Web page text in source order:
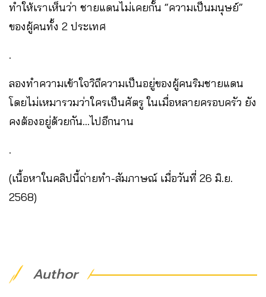
ทำให้เราเห็นว่า ชายแดนไม่เคยกั้น “ความเป็นมนุษย์”
ของผู้คนทั้ง 2 ประเทศ
.
ลองทำความเข้าใจวิถีความเป็นอยู่ของผู้คนริมชายแดน
โดยไม่เหมารวมว่าใครเป็นศัตรู ในเมื่อหลายครอบครัว ยัง
คงต้องอยู่ด้วยกัน…ไปอีกนาน
.
(เนื้อหาในคลิปนี้ถ่ายทำ-สัมภาษณ์ เมื่อวันที่ 26 มิ.ย.
2568)
Author